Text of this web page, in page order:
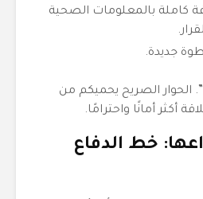
كاملة بالمعلومات الصحية
جديدة.
الحوار الصريح يحميكم من
أكثر أمانًا واحترامًا.
خط الدفاع